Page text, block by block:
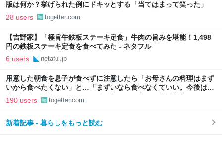
版は何か？挙げられた例にドキッとする「当てはまって笑った」
28 users togetter.com
【吉野家】「極旨牛鉄板ステーキ定食」牛肉の旨みを堪能！1,498
円の鉄板ステーキ定食を食べてみた - ネタフル
6 users netaful.jp
用意した朝食を息子が食べずに注意したら「お母さんの料理はまず
いから食べたくない」と…「まずいなら食べなくていい。今後は自
分で食事を用意しなさい。お金は渡す」と言った話が議論に
190 users togetter.com
新着記事 - 暮らしをもっと読む